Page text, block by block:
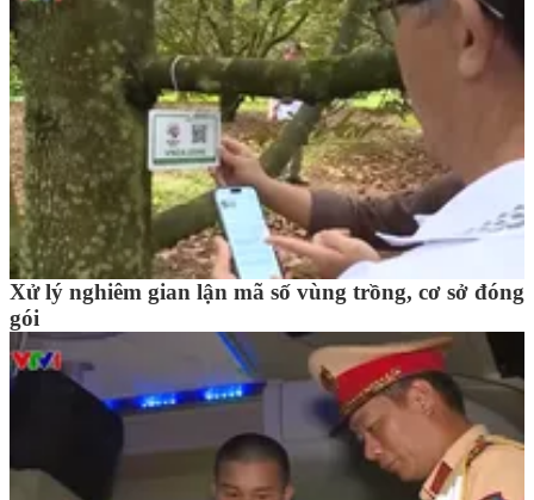
Xử lý nghiêm gian lận mã số vùng trồng, cơ sở đóng
gói